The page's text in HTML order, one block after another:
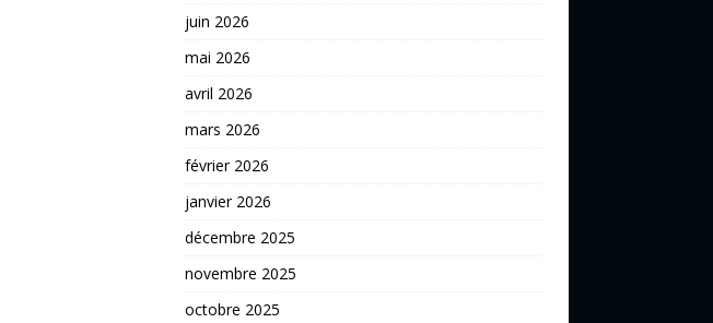
juin 2026
mai 2026
avril 2026
mars 2026
février 2026
janvier 2026
décembre 2025
novembre 2025
octobre 2025